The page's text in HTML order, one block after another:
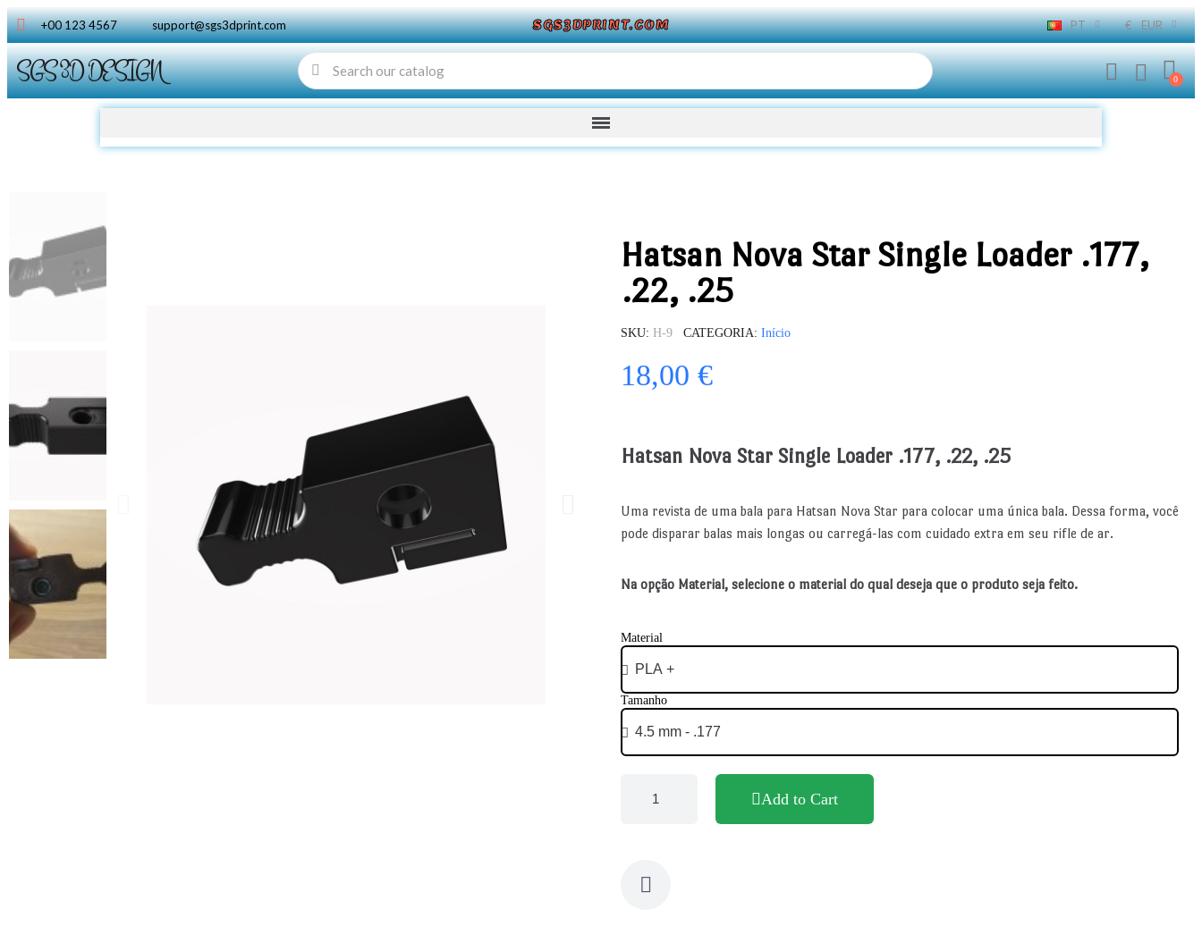
+00 123 4567 support@sgs3dprint.com SGS3DPRINT.COM PT € EUR
SGS 3D DESIGN
Hatsan Nova Star Single Loader .177,
.22, .25
SKU H-9 CATEGORIA Início
18,00 €
Hatsan Nova Star Single Loader .177, .22, .25
Uma revista de uma bala para Hatsan Nova Star para colocar uma única bala. Dessa forma, você
pode disparar balas mais longas ou carregá-las com cuidado extra em seu rifle de ar.
Na opção Material, selecione o material do qual deseja que o produto seja feito.
Material
Tamanho
Add to Cart